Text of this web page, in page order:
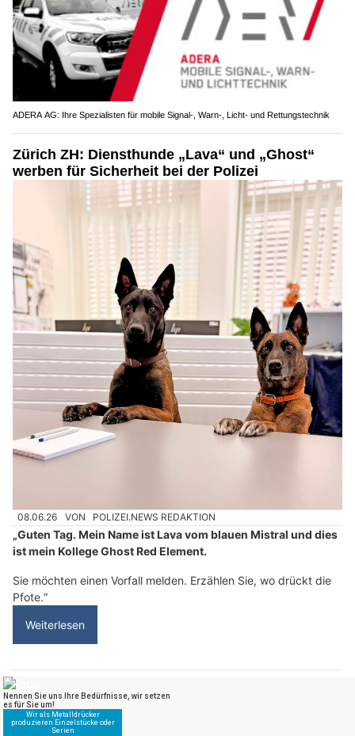
ADERA AG: Ihre Spezialisten für mobile Signal-, Warn-, Licht- und Rettungstechnik
Zürich ZH: Diensthunde „Lava“ und „Ghost“
werben für Sicherheit bei der Polizei
08.06.26 VON POLIZEI.NEWS REDAKTION
„Guten Tag. Mein Name ist Lava vom blauen Mistral und dies
ist mein Kollege Ghost Red Element.
Sie möchten einen Vorfall melden. Erzählen Sie, wo drückt die
Pfote.“
Weiterlesen